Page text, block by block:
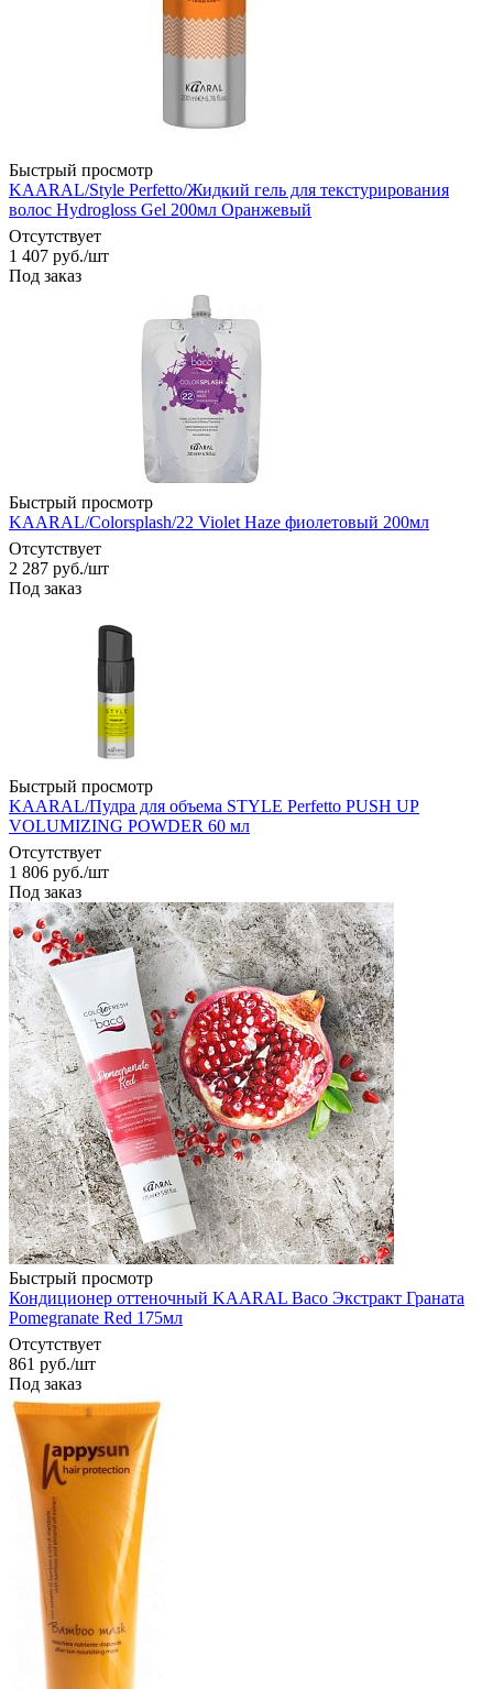
Быстрый просмотр
KAARAL/Style Perfetto/Жидкий гель для текстурирования
волос Hydrogloss Gel 200мл Оранжевый
Отсутствует
1 407 руб./шт
Под заказ
Быстрый просмотр
KAARAL/Colorsplash/22 Violet Haze фиолетовый 200мл
Отсутствует
2 287 руб./шт
Под заказ
Быстрый просмотр
KAARAL/Пудра для объема STYLE Perfetto PUSH UP
VOLUMIZING POWDER 60 мл
Отсутствует
1 806 руб./шт
Под заказ
Быстрый просмотр
Кондиционер оттеночный KAARAL Baco Экстракт Граната
Pomegranate Red 175мл
Отсутствует
861 руб./шт
Под заказ